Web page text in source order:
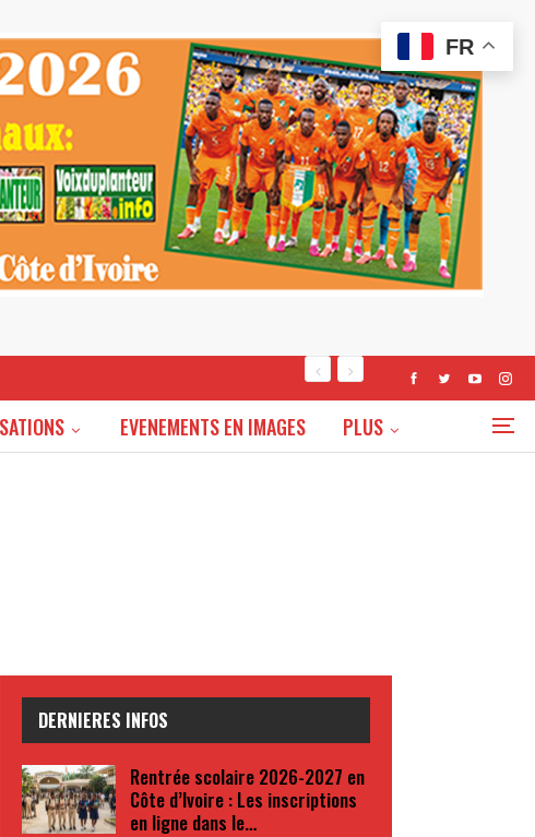
EVENEMENTS EN IMAGES PLUS
DERNIERES INFOS
Rentrée scolaire 2026-2027 en
Côte d’Ivoire : Les inscriptions
en ligne dans le…
FR